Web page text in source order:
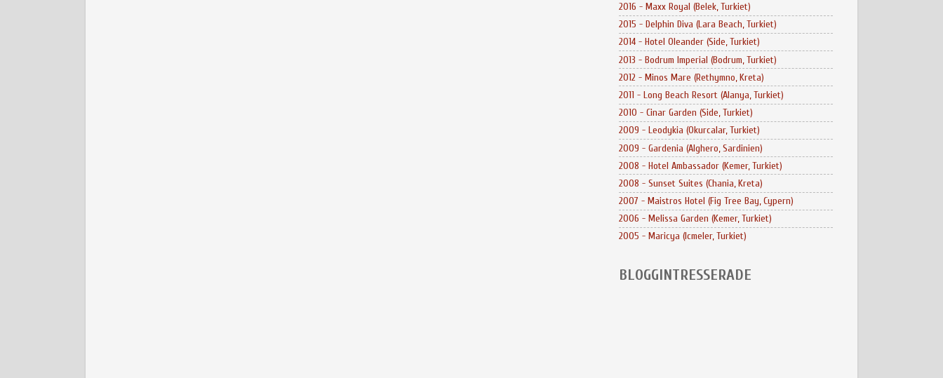
2016 - Maxx Royal (Belek, Turkiet)
2015 - Delphin Diva (Lara Beach, Turkiet)
2014 - Hotel Oleander (Side, Turkiet)
2013 - Bodrum Imperial (Bodrum, Turkiet)
2012 - Minos Mare (Rethymno, Kreta)
2011 - Long Beach Resort (Alanya, Turkiet)
2010 - Cinar Garden (Side, Turkiet)
2009 - Leodykia (Okurcalar, Turkiet)
2009 - Gardenia (Alghero, Sardinien)
2008 - Hotel Ambassador (Kemer, Turkiet)
2008 - Sunset Suites (Chania, Kreta)
2007 - Maistros Hotel (Fig Tree Bay, Cypern)
2006 - Melissa Garden (Kemer, Turkiet)
2005 - Maricya (Icmeler, Turkiet)
BLOGGINTRESSERADE